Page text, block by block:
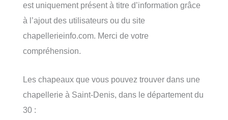
est uniquement présent à titre d’information grâce
à l’ajout des utilisateurs ou du site
chapellerieinfo.com. Merci de votre
compréhension.
Les chapeaux que vous pouvez trouver dans une
chapellerie à Saint-Denis, dans le département du
30 :